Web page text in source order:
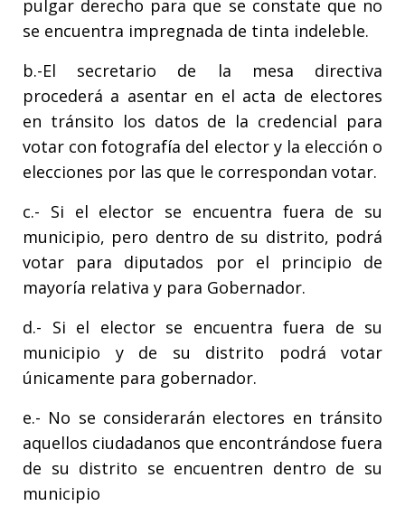
pulgar derecho para que se constate que no
se encuentra impregnada de tinta indeleble.
b.-El secretario de la mesa directiva
procederá a asentar en el acta de electores
en tránsito los datos de la credencial para
votar con fotografía del elector y la elección o
elecciones por las que le correspondan votar.
c.- Si el elector se encuentra fuera de su
municipio, pero dentro de su distrito, podrá
votar para diputados por el principio de
mayoría relativa y para Gobernador.
d.- Si el elector se encuentra fuera de su
municipio y de su distrito podrá votar
únicamente para gobernador.
e.- No se considerarán electores en tránsito
aquellos ciudadanos que encontrándose fuera
de su distrito se encuentren dentro de su
municipio